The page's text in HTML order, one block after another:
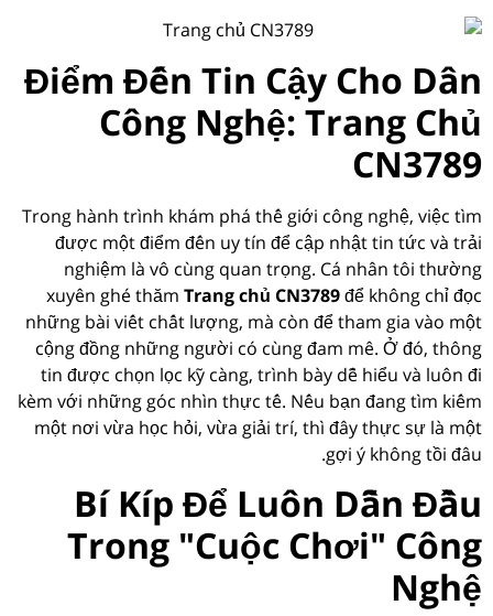
Điểm Đến Tin Cậy Cho Dân
Công Nghệ: Trang Chủ
CN3789
Trong hành trình khám phá thế giới công nghệ, việc tìm
được một điểm đến uy tín để cập nhật tin tức và trải
nghiệm là vô cùng quan trọng. Cá nhân tôi thường
xuyên ghé thăm Trang chủ CN3789để không chỉ đọc
những bài viết chất lượng, mà còn để tham gia vào một
cộng đồng những người có cùng đam mê. Ở đó, thông
tin được chọn lọc kỹ càng, trình bày dễ hiểu và luôn đi
kèm với những góc nhìn thực tế. Nếu bạn đang tìm kiếm
một nơi vừa học hỏi, vừa giải trí, thì đây thực sự là một
gợi ý không tồi đâu.
Bí Kíp Để Luôn Dẫn Đầu
Trong "Cuộc Chơi" Công
Nghệ